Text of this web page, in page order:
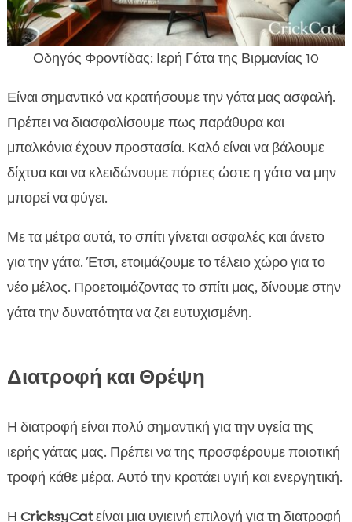
Οδηγός Φροντίδας: Ιερή Γάτα της Βιρμανίας 10
Είναι σημαντικό να κρατήσουμε την γάτα μας ασφαλή.
Πρέπει να διασφαλίσουμε πως παράθυρα και
μπαλκόνια έχουν προστασία. Καλό είναι να βάλουμε
δίχτυα και να κλειδώνουμε πόρτες ώστε η γάτα να μην
μπορεί να φύγει.
Με τα μέτρα αυτά, το σπίτι γίνεται ασφαλές και άνετο
για την γάτα. Έτσι, ετοιμάζουμε το τέλειο χώρο για το
νέο μέλος. Προετοιμάζοντας το σπίτι μας, δίνουμε στην
γάτα την δυνατότητα να ζει ευτυχισμένη.
Διατροφή και Θρέψη
Η διατροφή είναι πολύ σημαντική για την υγεία της
ιερής γάτας μας. Πρέπει να της προσφέρουμε ποιοτική
τροφή κάθε μέρα. Αυτό την κρατάει υγιή και ενεργητική.
Η CricksyCatείναι μια υγιεινή επιλογή για τη διατροφή